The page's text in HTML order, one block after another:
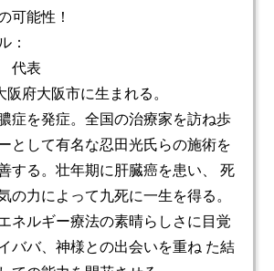
可能性！
：
代表
府大阪市に生まれる。
症を発症。全国の治療家を訪ね歩
として有名な忍田光氏らの施術を
する。壮年期に肝臓癌を患い、 死
の力によって九死に一生を得る。
ネルギー療法の素晴らしさに目覚
ババ、神様との出会いを重ね た結